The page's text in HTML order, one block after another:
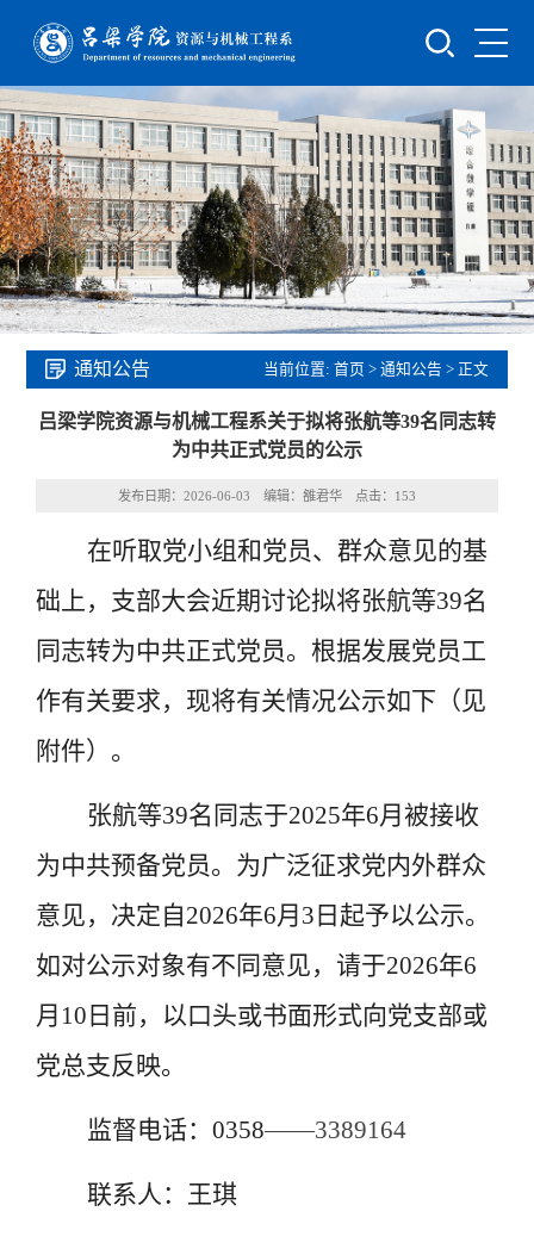
通知公告 当前位置: 首页 > 通知公告 > 正文
吕梁学院资源与机械工程系关于拟将​张航等39名同志转
为中共正式党员的公示
发布日期：2026-06-03 编辑：雒君华 点击： 153
在听取党小组和党员、群众意见的基
础上，支部大会近期讨论拟将张航等39名
同志转为中共正式党员。根据发展党员工
作有关要求，现将有关情况公示如下（见
附件）。
张航等39名同志于2025年6月被接收
为中共预备党员。为广泛征求党内外群众
意见，决定自2026年6月 3 日起予以公示。
如对公示对象有不同意见，请于2026年6
月 10 日前，以口头或书面形式向党支部或
党总支反映。
监督电话：0358——3389164
联系人：王琪